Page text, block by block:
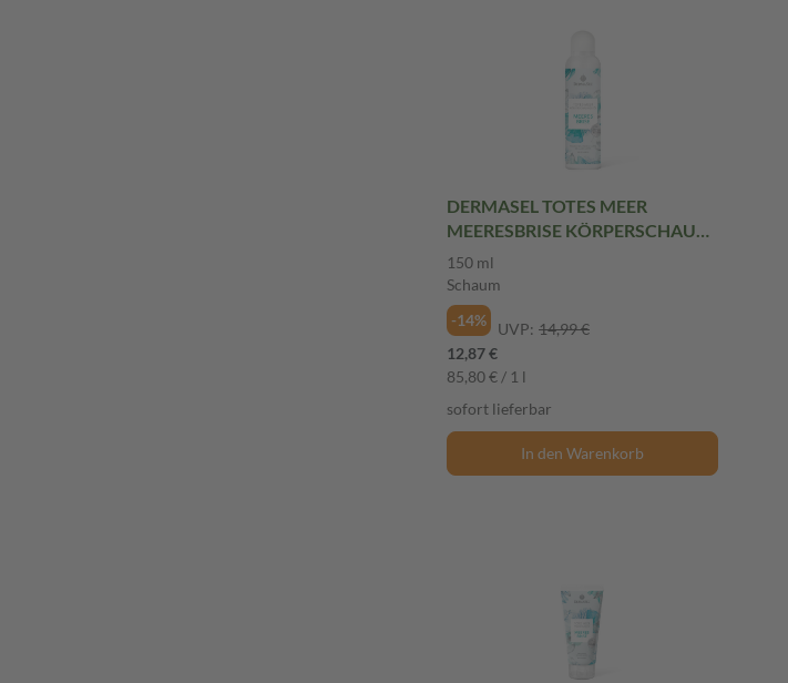
DERMASEL TOTES MEER
MEERESBRISE KÖRPERSCHAUM
ZU ÖL 150 ml Schaum
150 ml
Schaum
-14%
UVP: 14,99 €
12,87 €
85,80 € / 1 l
sofort lieferbar
In den Warenkorb